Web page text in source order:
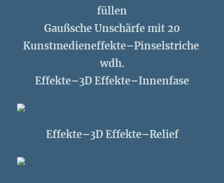
füllen
Gaußsche Unschärfe mit 20
Kunstmedieneffekte–Pinselstriche
wdh.
Effekte–3D Effekte–Innenfase
Effekte–3D Effekte–Relief